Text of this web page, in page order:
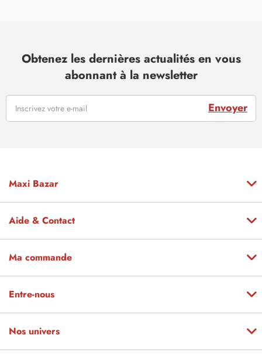
Obtenez les dernières actualités en vous
abonnant à la newsletter
Envoyer
Maxi Bazar
Aide & Contact
Ma commande
Entre-nous
Nos univers